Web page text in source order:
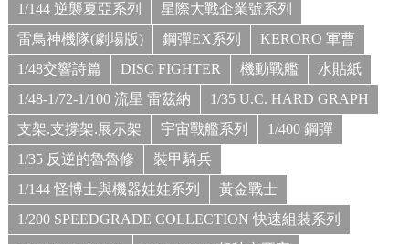
1/144 逆襲夏亞系列
星際大戰企業號系列
雷鳥神機隊(劇場版)
鋼彈EX系列
KERORO 軍曹
1/48交響詩篇
DISC FIGHTER 機動戰艦
水貼紙
1/48-1/72-1/100 流星 雷茲納
1/35 U.C. HARD GRAPH
支架.支撐架.展示架
宇宙戰艦系列
1/400 鋼彈
1/35 反逆的魯魯修
裝甲騎兵
1/144 怪博士與機器娃娃系列
黃金戰士
1/200 SPEEDGRADE COLLECTION 快速組裝系列